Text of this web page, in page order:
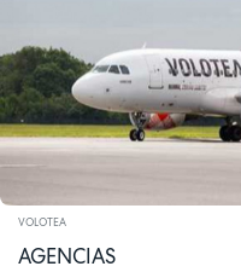
VOLOTEA
AGENCIAS